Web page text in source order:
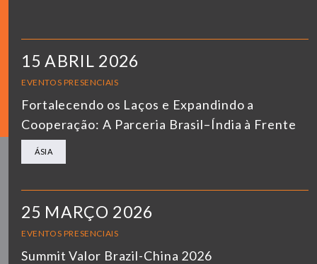
15 ABRIL 2026
EVENTOS PRESENCIAIS
Fortalecendo os Laços e Expandindo a
Cooperação: A Parceria Brasil–Índia à Frente
ÁSIA
25 MARÇO 2026
EVENTOS PRESENCIAIS
Summit Valor Brazil-China 2026